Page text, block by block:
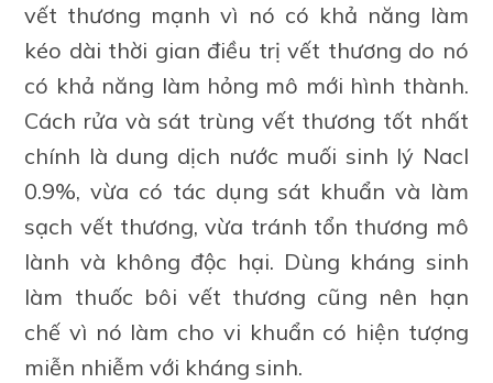
vết thương mạnh vì nó có khả năng làm
kéo dài thời gian điều trị vết thương do nó
có khả năng làm hỏng mô mới hình thành.
Cách rửa và sát trùng vết thương tốt nhất
chính là dung dịch nước muối sinh lý Nacl
0.9%, vừa có tác dụng sát khuẩn và làm
sạch vết thương, vừa tránh tổn thương mô
lành và không độc hại. Dùng kháng sinh
làm thuốc bôi vết thương cũng nên hạn
chế vì nó làm cho vi khuẩn có hiện tượng
miễn nhiễm với kháng sinh.